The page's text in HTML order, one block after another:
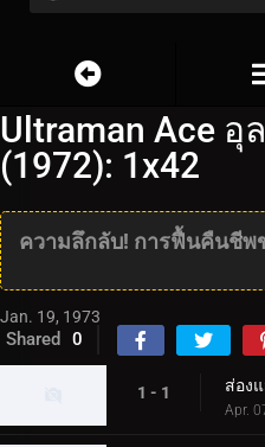
Ultraman Ace อุ
(1972): 1x42
ความลึกลับ! การฟื้นคืนชีพ
Jan. 19, 1973
Shared 0
1 - 1 ส่อง
Apr.